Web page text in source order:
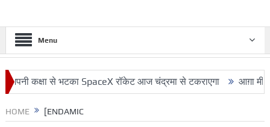
Menu
कक्षा से भटका SpaceX रॉकेट आज चंद्रमा से टकराएगा आग़ा मीर की
HOME [ENDAMIC